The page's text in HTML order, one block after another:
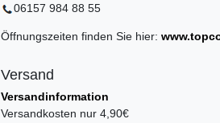
06157 984 88 55
Öffnungszeiten finden Sie hier:
Versand
Versandinformation
Versandkosten nur 4,90€